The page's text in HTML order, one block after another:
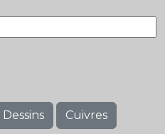
Dessins Cuivres